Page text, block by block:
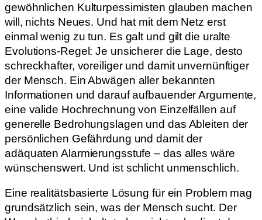
gewöhnlichen Kulturpessimisten glauben machen
will, nichts Neues. Und hat mit dem Netz erst
einmal wenig zu tun. Es galt und gilt die uralte
Evolutions-Regel: Je unsicherer die Lage, desto
schreckhafter, voreiliger und damit unvernünftiger
der Mensch. Ein Abwägen aller bekannten
Informationen und darauf aufbauender Argumente,
eine valide Hochrechnung von Einzelfällen auf
generelle Bedrohungslagen und das Ableiten der
persönlichen Gefährdung und damit der
adäquaten Alarmierungsstufe – das alles wäre
wünschenswert. Und ist schlicht unmenschlich.
Eine realitätsbasierte Lösung für ein Problem mag
grundsätzlich sein, was der Mensch sucht. Der